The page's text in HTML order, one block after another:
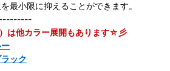
最小限に抑えることができます。
は他カラー展開もあります☆彡
ック